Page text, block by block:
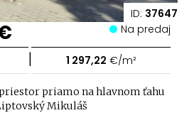
ID: 37647
Na predaj
| 1 297,22 €/m²
priamo na hlavnom ťahu
Mikuláš